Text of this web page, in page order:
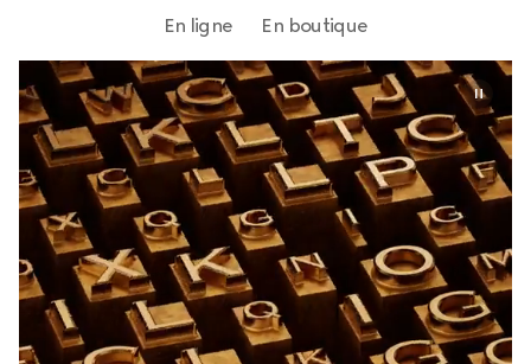
En ligne En boutique